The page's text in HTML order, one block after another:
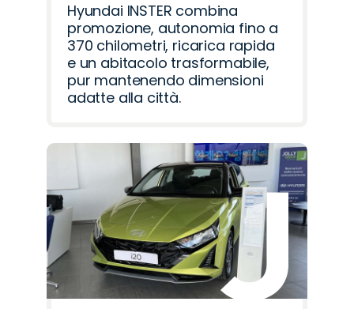
Hyundai INSTER combina
promozione, autonomia fino a
370 chilometri, ricarica rapida
e un abitacolo trasformabile,
pur mantenendo dimensioni
adatte alla città.